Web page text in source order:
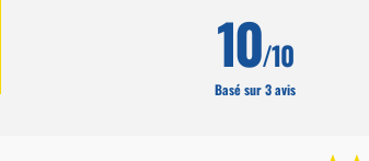
10/10
Basé sur 3 avis